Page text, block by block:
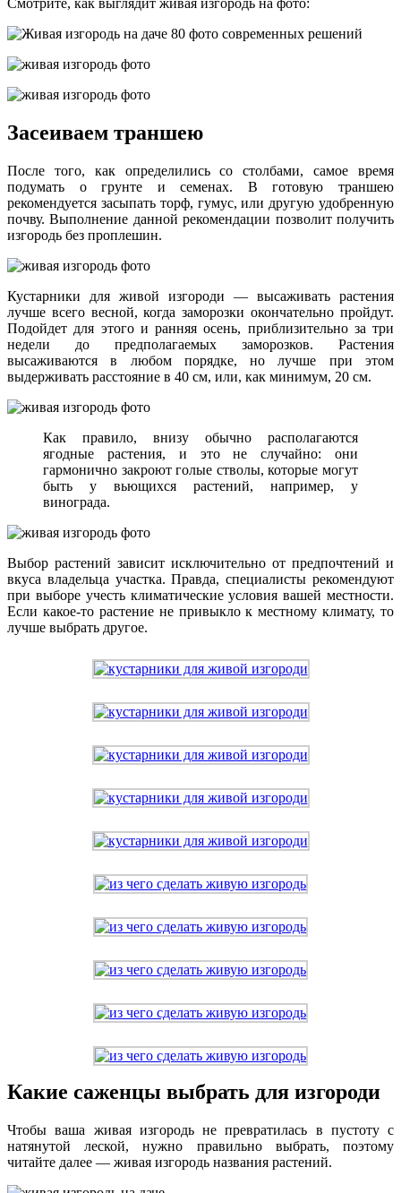
Смотрите, как выглядит живая изгородь на фото:
Засеиваем траншею
После того, как определились со столбами, самое время
подумать о грунте и семенах. В готовую траншею
рекомендуется засыпать торф, гумус, или другую удобренную
почву. Выполнение данной рекомендации позволит получить
изгородь без проплешин.
Кустарники для живой изгороди — высаживать растения
лучше всего весной, когда заморозки окончательно пройдут.
Подойдет для этого и ранняя осень, приблизительно за три
недели до предполагаемых заморозков. Растения
высаживаются в любом порядке, но лучше при этом
выдерживать расстояние в 40 см, или, как минимум, 20 см.
Как правило, внизу обычно располагаются
ягодные растения, и это не случайно: они
гармонично закроют голые стволы, которые могут
быть у вьющихся растений, например, у
винограда.
Выбор растений зависит исключительно от предпочтений и
вкуса владельца участка. Правда, специалисты рекомендуют
при выборе учесть климатические условия вашей местности.
Если какое-то растение не привыкло к местному климату, то
лучше выбрать другое.
Какие саженцы выбрать для изгороди
Чтобы ваша живая изгородь не превратилась в пустоту с
натянутой леской, нужно правильно выбрать, поэтому
читайте далее — живая изгородь названия растений.